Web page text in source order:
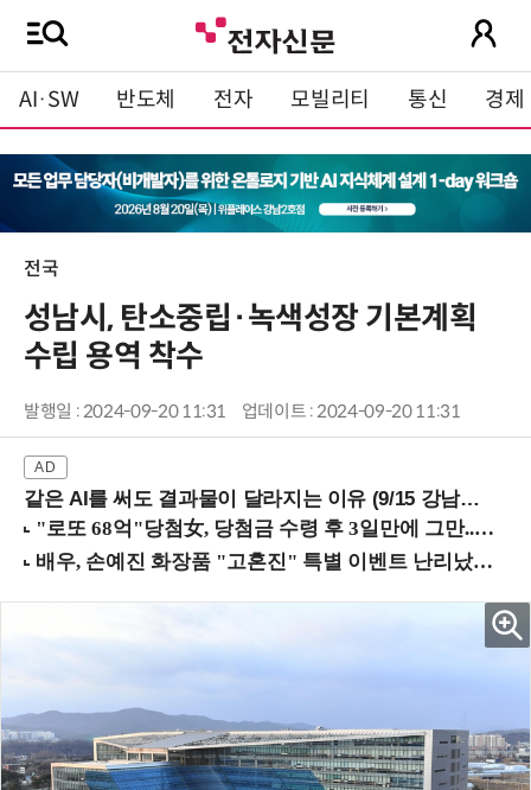
AI·SW 반도체 전자 모빌리티 통신 경제
전국
성남시, 탄소중립·녹색성장 기본계획
수립 용역 착수
발행일 : 2024-09-20 11:31 업데이트 : 2024-09-20 11:31
같은 AI를 써도 결과물이 달라지는 이유 (9/15 강남역)